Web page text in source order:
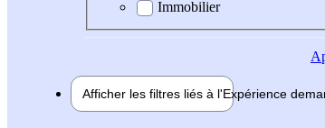
Immobilier
Afficher les filtres liés à l'Expérience